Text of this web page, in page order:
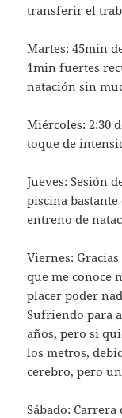
transferir el
Martes: 45min
1min fuertes
natación sin
Miércoles: 2:30
toque de
Jueves: Sesión
piscina
entreno de
Viernes:
que me conoce
placer poder
Sufriendo para
años, pero si
los metros,
cerebro, pero
Sábado: